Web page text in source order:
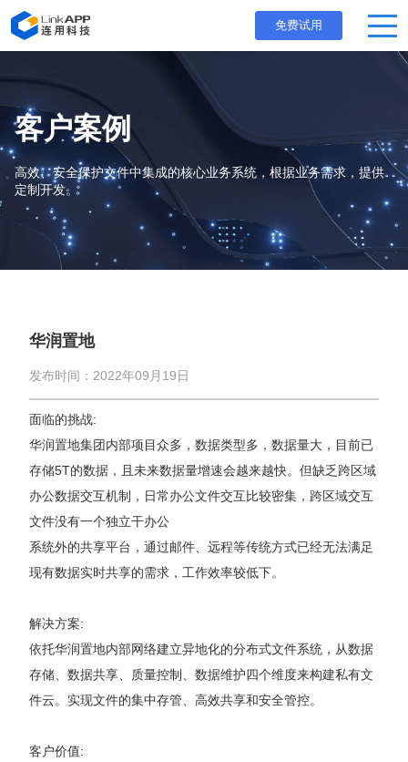
免费试用
客户案例
高效、安全保护文件中集成的核心业务系统，根据业务需求，提供
定制开发。
华润置地
发布时间：2022年09月19日
面临的挑战:
华润置地集团内部项目众多，数据类型多，数据量大，目前已
存储5T的数据，且未来数据量增速会越来越快。但缺乏跨区域
办公数据交互机制，日常办公文件交互比较密集，跨区域交互
文件没有一个独立干办公
系统外的共享平台，通过邮件、远程等传统方式已经无法满足
现有数据实时共享的需求，工作效率较低下。
解决方案:
依托华润置地内部网络建立异地化的分布式文件系统，从数据
存储、数据共享、质量控制、数据维护四个维度来构建私有文
件云。实现文件的集中存管、高效共享和安全管控。
客户价值: